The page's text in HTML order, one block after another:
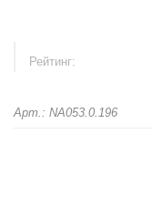
Рейтинг:
Арт.: NA053.0.196